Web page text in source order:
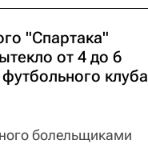
"Спартака"
от 4 до 6
клуба
болельщиками